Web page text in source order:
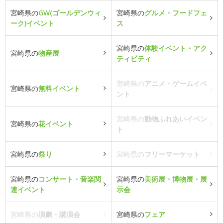
宮崎県のGW(ゴールデンウィ
ーク)イベント
宮崎県のグルメ・フードフェ
ス
宮崎県の物産展
宮崎県の体験イベント・アク
ティビティ
宮崎県の無料イベント
宮崎県のアニメ・ゲームイベ
ント
宮崎県の花イベント
宮崎県の動物ふれあいイベン
ト
宮崎県の祭り 宮崎県のフリーマーケット
宮崎県のコンサート・音楽関
連イベント
宮崎県の美術展・博物展・展
示会
宮崎県の演劇・講演会 宮崎県のフェア